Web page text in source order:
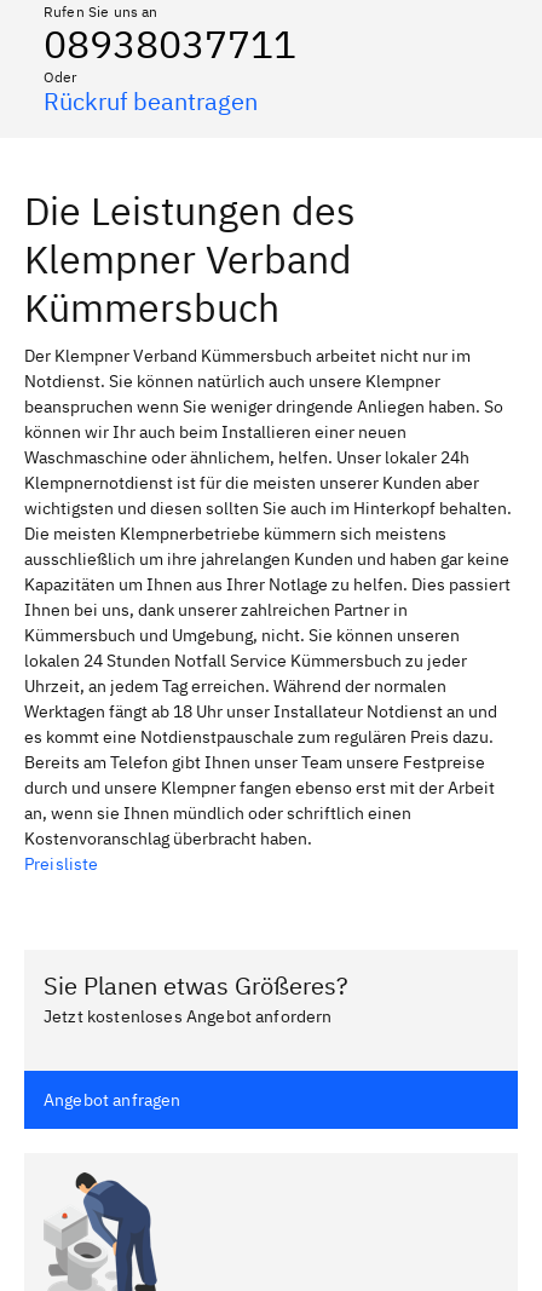
Rufen Sie uns an
08938037711
Oder
Rückruf beantragen
Die Leistungen des
Klempner Verband
Kümmersbuch
Der Klempner Verband Kümmersbuch arbeitet nicht nur im
Notdienst. Sie können natürlich auch unsere Klempner
beanspruchen wenn Sie weniger dringende Anliegen haben. So
können wir Ihr auch beim Installieren einer neuen
Waschmaschine oder ähnlichem, helfen. Unser lokaler 24h
Klempnernotdienst ist für die meisten unserer Kunden aber
wichtigsten und diesen sollten Sie auch im Hinterkopf behalten.
Die meisten Klempnerbetriebe kümmern sich meistens
ausschließlich um ihre jahrelangen Kunden und haben gar keine
Kapazitäten um Ihnen aus Ihrer Notlage zu helfen. Dies passiert
Ihnen bei uns, dank unserer zahlreichen Partner in
Kümmersbuch und Umgebung, nicht. Sie können unseren
lokalen 24 Stunden Notfall Service Kümmersbuch zu jeder
Uhrzeit, an jedem Tag erreichen. Während der normalen
Werktagen fängt ab 18 Uhr unser Installateur Notdienst an und
es kommt eine Notdienstpauschale zum regulären Preis dazu.
Bereits am Telefon gibt Ihnen unser Team unsere Festpreise
durch und unsere Klempner fangen ebenso erst mit der Arbeit
an, wenn sie Ihnen mündlich oder schriftlich einen
Kostenvoranschlag überbracht haben.
Preisliste
Sie Planen etwas Größeres?
Jetzt kostenloses Angebot anfordern
Angebot anfragen